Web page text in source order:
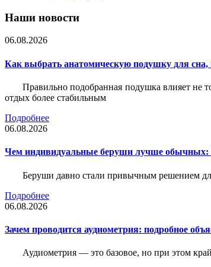
Наши новости
06.08.2026
Как выбрать анатомическую подушку для
Правильно подобранная подушка влияет не
отдых более стабильным
Подробнее
06.08.2026
Чем индивидуальные беруши лучше обычных:
Беруши давно стали привычным решением
Подробнее
06.08.2026
Зачем проводится аудиометрия: подробное
Аудиометрия — это базовое, но при этом